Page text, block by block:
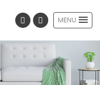
MENU